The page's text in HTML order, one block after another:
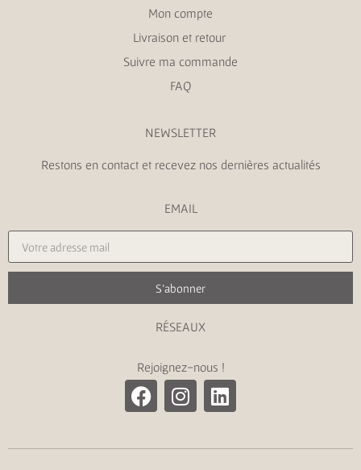
Mon compte
Livraison et retour
Suivre ma commande
FAQ
NEWSLETTER
Restons en contact et recevez nos dernières actualités
EMAIL
S'abonner
RÉSEAUX
Rejoignez-nous !